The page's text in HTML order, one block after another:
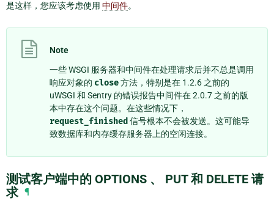
是这样，您应该考虑使用 中间件。
Note
一些 WSGI 服务器和中间件在处理请求后并不总是调用
响应对象的 close方法，特别是在 1.2.6 之前的
uWSGI 和 Sentry 的错误报告中间件在 2.0.7 之前的版
本中存在这个问题。在这些情况下，
request_finished 信号根本不会被发送。这可能导
致数据库和内存缓存服务器上的空闲连接。
测试客户端中的 OPTIONS 、 PUT 和 DELETE 请
求 ¶